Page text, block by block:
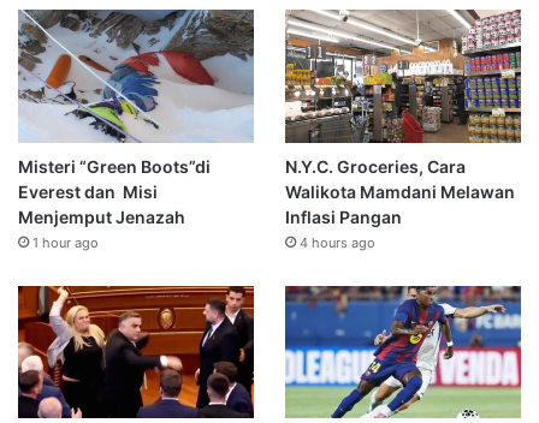
Misteri “Green Boots”di
Everest dan Misi
Menjemput Jenazah
1 hour ago
N.Y.C. Groceries, Cara
Walikota Mamdani Melawan
Inflasi Pangan
4 hours ago